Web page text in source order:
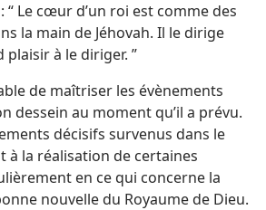
: “ Le cœur d’un roi est comme des
la main de Jéhovah. Il le dirige
à le diriger. ”
de maîtriser les évènements
dessein au moment qu’il a prévu.
décisifs survenus dans le
à la réalisation de certaines
en ce qui concerne la
nouvelle du Royaume de Dieu.